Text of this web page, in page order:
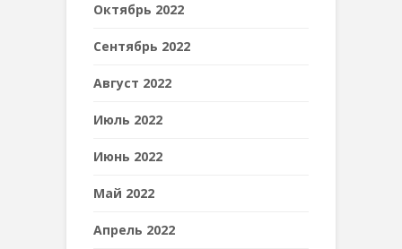
Октябрь 2022
Сентябрь 2022
Август 2022
Июль 2022
Июнь 2022
Май 2022
Апрель 2022